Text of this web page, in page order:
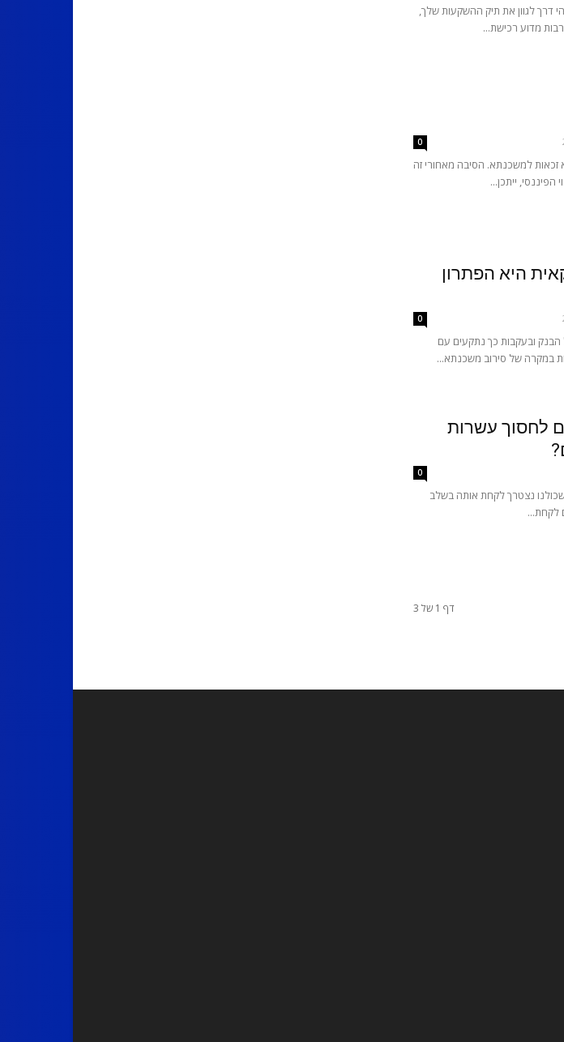
דרך לגוון את תיק ההשקעות שלך,
מדוע רכישת...
0
למשכנתא. הסיבה מאחורי זה
הפיננסי, ייתכן...
היא הפתרון
0
ובעקבות כך נתקעים עם
במקרה של סירוב משכנתא...
לחסוך עשרות
0
נצטרך לקחת אותה בשלב
לקחת...
דף 1 של 3